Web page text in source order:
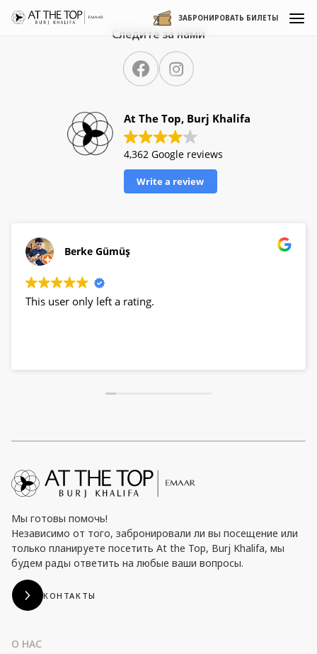
ЗАБРОНИРОВАТЬ БИЛЕТЫ
Следите за нами
At The Top, Burj Khalifa
4,362 Google reviews
Write a review
Berke Gümüş
This user only left a rating.
Мы готовы помочь!
Независимо от того, забронировали ли вы посещение или
только планируете посетить At the Top, Burj Khalifa, мы
будем рады ответить на любые ваши вопросы.
КОНТАКТЫ
О НАС